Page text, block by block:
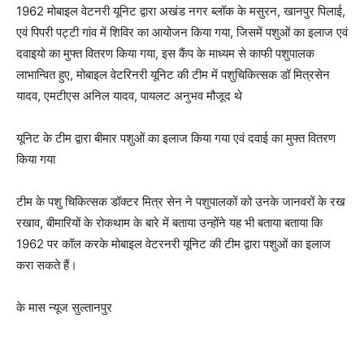
1962 मोबाइल वेटनरी यूनिट द्वारा अखंड नगर ब्लॉक के मसुरन, खानपुर पिलाई,
एवं पिपरी पट्टी गांव में शिविर का आयोजन किया गया, जिसमें पशुओं का इलाज एवं
दवाइयो का मुफ्त वितरण किया गया, इस कैंप के माध्यम से काफी पशुपालक
लाभान्वित हुए, मोबाइल वेटरिनरी यूनिट की टीम में पशुचिकित्सक डॉ मित्रसेन
यादव, एमटीएस अनिल यादव, पायलट अनुभव मौजूद थे
यूनिट के टीम द्वारा बीमार पशुओं का इलाज किया गया एवं दवाई का मुफ्त वितरण
किया गया
टीम के पशु चिकित्सक डॉक्टर मित्र सेन ने पशुपालकों को उनके जानवरों के रख
रखाव, बीमारियों के रोकथाम के बारे में बताया उन्होंने यह भी बताया बताया कि
1962 पर कॉल करके मोबाइल वेटरनरी यूनिट की टीम द्वारा पशुओं का इलाज
करा सकते हैं।
के मास न्यूज सुल्तानपुर